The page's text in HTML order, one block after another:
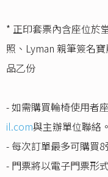
* 正印套票內含座位於
照、Lyman 親筆簽名
品乙份
- 如需購買輪椅使用者
il.com與主辦單位聯絡。
- 每次訂單最多可購買
- 門票將以電子門票形